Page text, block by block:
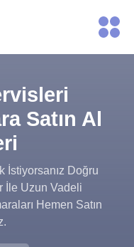
Satın Al
İstiyorsanız Doğru
İle Uzun Vadeli
Hemen Satın